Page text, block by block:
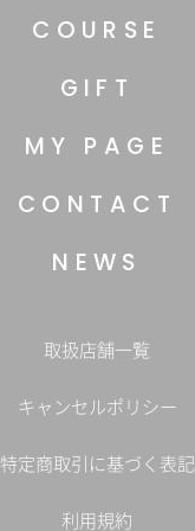
COURSE
GIFT
MY PAGE
CONTACT
NEWS
取扱店舗一覧
キャンセルポリシー
特定商取引に基づく表記
利用規約